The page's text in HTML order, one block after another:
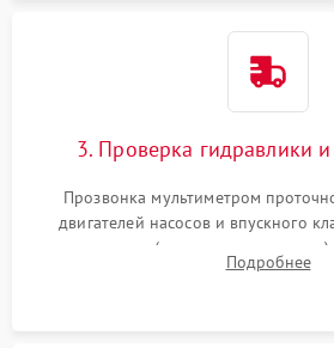
3. Проверка гидравлики
Прозвонка мультиметром
двигателей насосов и впускного
прессостата (датчика уровня
концевика дверцы и электронного
Подробнее